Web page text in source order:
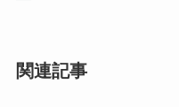
関連記事